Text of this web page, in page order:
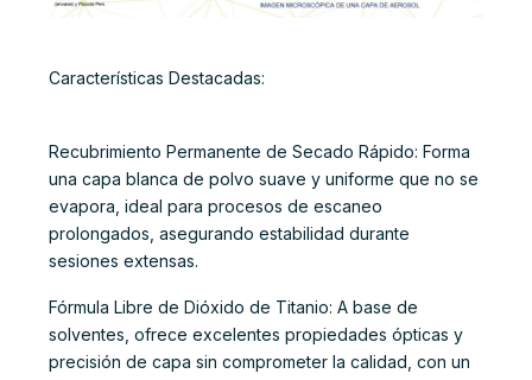
Características Destacadas:
Recubrimiento Permanente de Secado Rápido: Forma
una capa blanca de polvo suave y uniforme que no se
evapora, ideal para procesos de escaneo
prolongados, asegurando estabilidad durante
sesiones extensas.
Fórmula Libre de Dióxido de Titanio: A base de
solventes, ofrece excelentes propiedades ópticas y
precisión de capa sin comprometer la calidad, con un